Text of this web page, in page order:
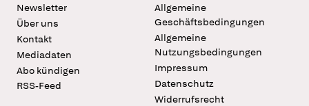
Newsletter
Über uns
Kontakt
Mediadaten
Abo kündigen
RSS-Feed
Allgemeine
Geschäftsbedingungen
Allgemeine
Nutzungsbedingungen
Impressum
Datenschutz
Widerrufsrecht